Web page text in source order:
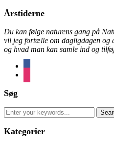
Årstiderne
Du kan følge naturens gang på
vil jeg fortælle om dagligdagen og
og hvad man kan samle ind og
Søg
Search
for:
Kategorier